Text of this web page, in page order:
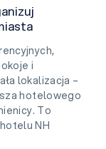
i
lokalizacja –
hotelowego
To
NH